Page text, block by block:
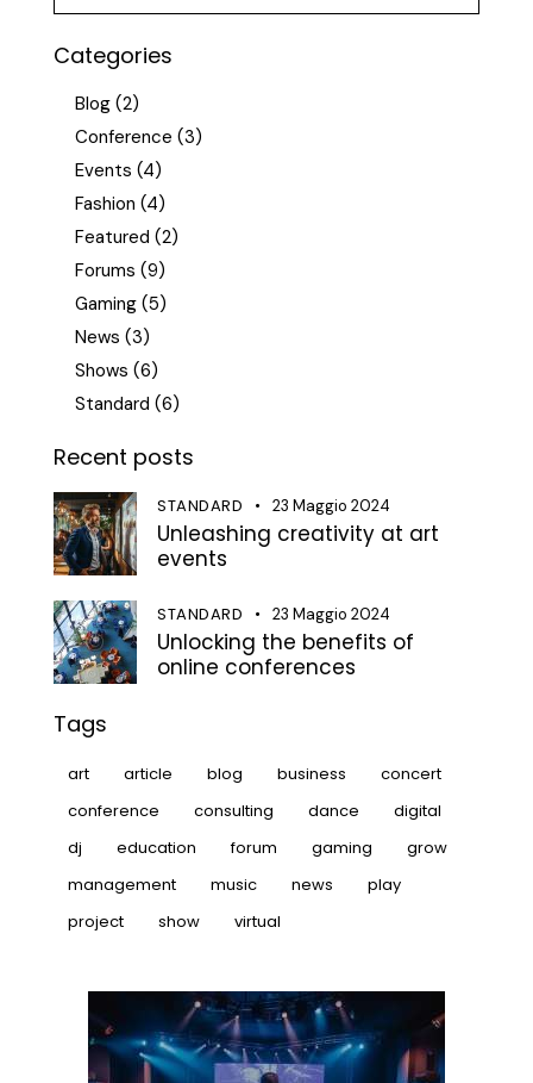
Categories
Blog (2)
Conference (3)
Events (4)
Fashion (4)
Featured (2)
Forums (9)
Gaming (5)
News (3)
Shows (6)
Standard (6)
Recent posts
STANDARD 23 Maggio 2024
Unleashing creativity at art
events
STANDARD 23 Maggio 2024
Unlocking the benefits of
online conferences
Tags
art article blog business
concert
conference
consulting dance
digital
dj
education forum gaming
grow
management
music news
play
project
show virtual